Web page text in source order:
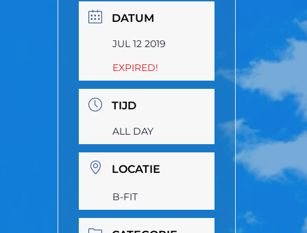
DATUM
JUL 12 2019
EXPIRED!
TIJD
ALL DAY
LOCATIE
B-FIT